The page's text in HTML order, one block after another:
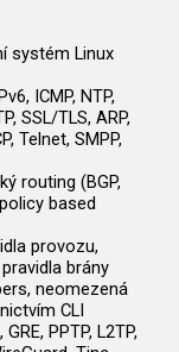
systém Linux
ICMP, NTP,
SSL/TLS, ARP,
Telnet, SMPP,
routing (BGP,
based
provozu,
brány
neomezená
CLI
PPTP, L2TP,